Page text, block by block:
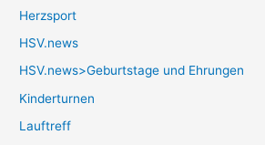
Herzsport
HSV.news
HSV.news>Geburtstage und Ehrungen
Kinderturnen
Lauftreff